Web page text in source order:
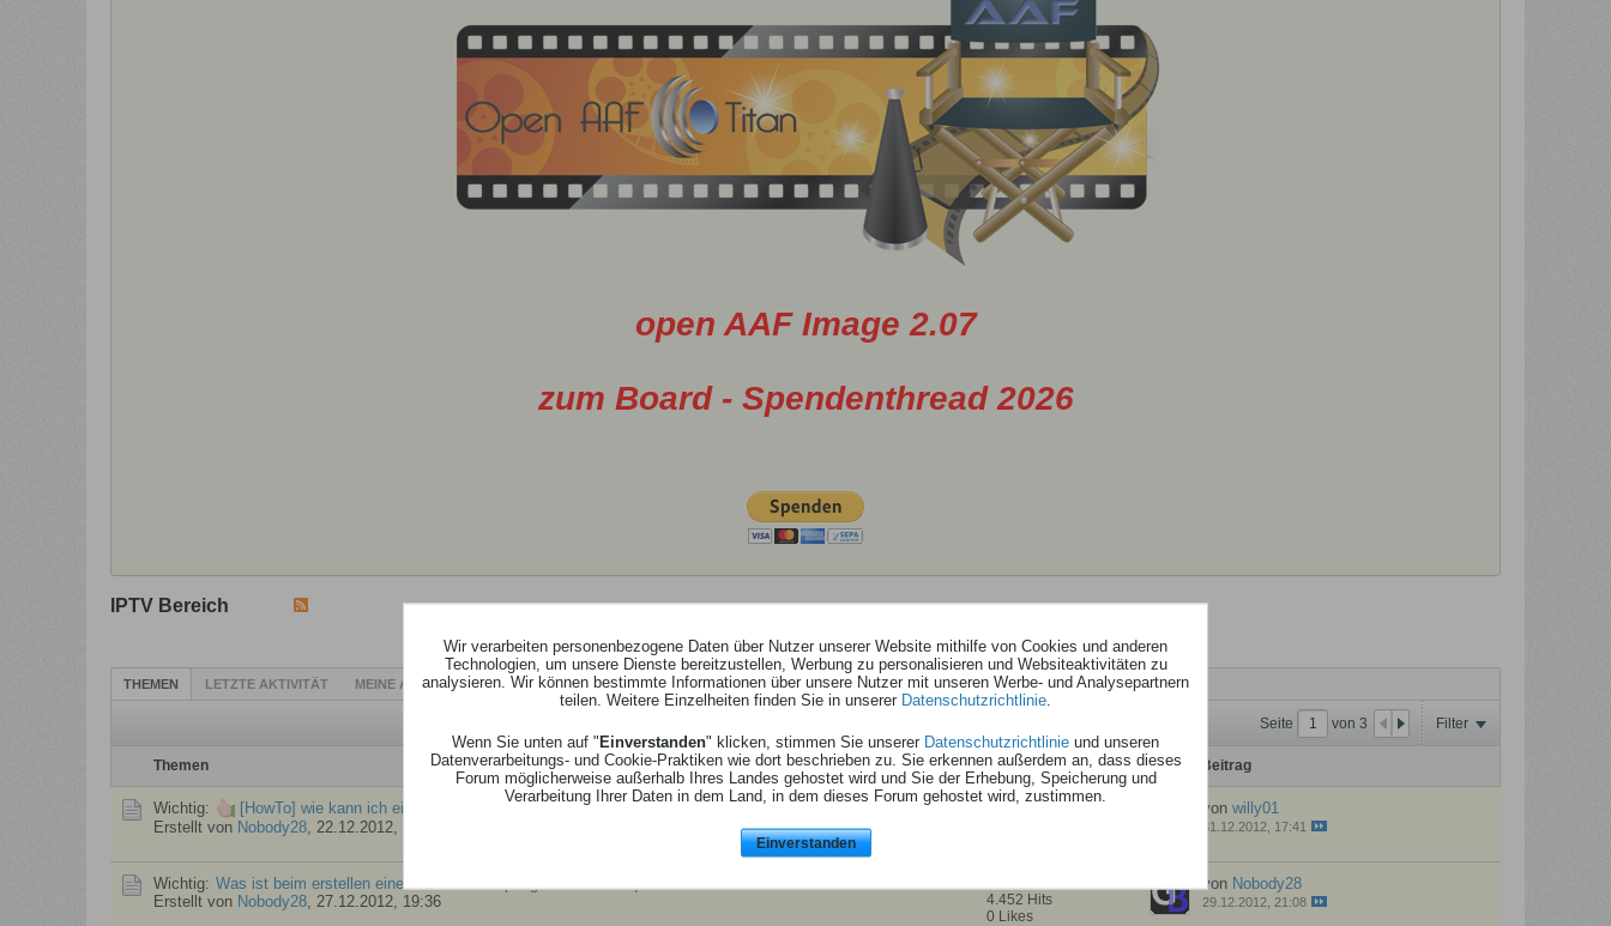
open AAF Image 2.07
zum Board - Spendenthread 2026
IPTV Bereich
THEMEN LETZTE AKTIVITÄT MEINE ABONNEMENTS BILDER
Seite von 3 Filter
Themen Statistiken Letzter Beitrag
Wichtig:
[HowTo] wie kann ich einen Stream mit VLC überprüfen?!
Erstellt von Nobody28, 22.12.2012, 22:39
2 Antworten
von willy01
31.12.2012, 17:41
Wichtig: Was ist beim erstellen eines File zum Einpflegen in ein Bouquet zu beachten
Erstellt von Nobody28, 27.12.2012, 19:36
4.452 Hits
0 Likes
von Nobody28
29.12.2012, 21:08
Wir verarbeiten personenbezogene Daten über Nutzer unserer Website mithilfe von Cookies und anderen
Technologien, um unsere Dienste bereitzustellen, Werbung zu personalisieren und Websiteaktivitäten zu
analysieren. Wir können bestimmte Informationen über unsere Nutzer mit unseren Werbe- und Analysepartnern
teilen. Weitere Einzelheiten finden Sie in unserer Datenschutzrichtlinie
Wenn Sie unten auf "Einverstanden" klicken, stimmen Sie unserer Datenschutzrichtlinie und unseren
Datenverarbeitungs- und Cookie-Praktiken wie dort beschrieben zu. Sie erkennen außerdem an, dass dieses
Forum möglicherweise außerhalb Ihres Landes gehostet wird und Sie der Erhebung, Speicherung und
Verarbeitung Ihrer Daten in dem Land, in dem dieses Forum gehostet wird, zustimmen.
Einverstanden